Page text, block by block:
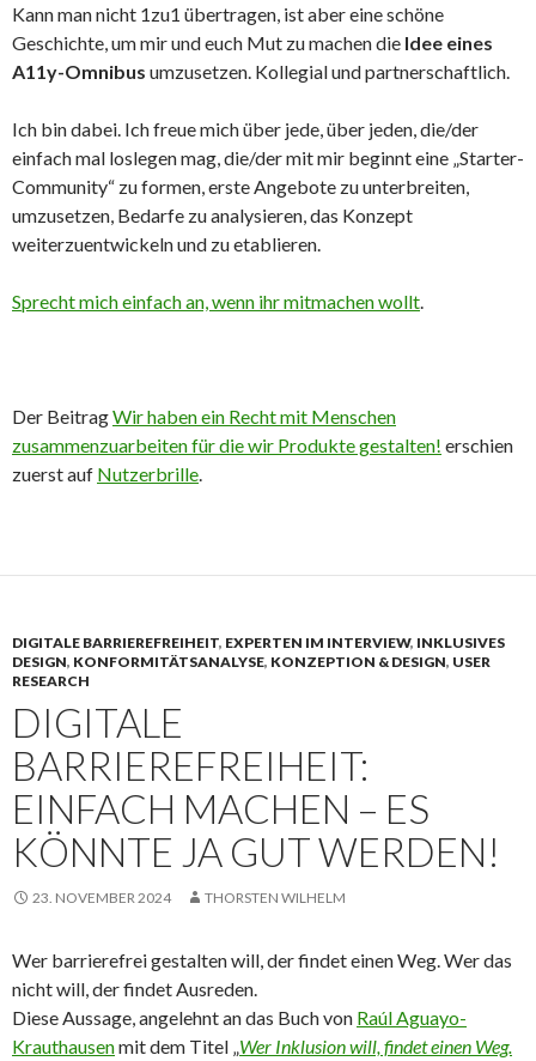
Kann man nicht 1zu1 übertragen, ist aber eine schöne
Geschichte, um mir und euch Mut zu machen die Idee eines
A11y-Omnibus umzusetzen. Kollegial und partnerschaftlich.
Ich bin dabei. Ich freue mich über jede, über jeden, die/der
einfach mal loslegen mag, die/der mit mir beginnt eine „Starter-
Community“ zu formen, erste Angebote zu unterbreiten,
umzusetzen, Bedarfe zu analysieren, das Konzept
weiterzuentwickeln und zu etablieren.
Sprecht mich einfach an, wenn ihr mitmachen wollt.
Der BeitragWir haben ein Recht mit Menschen
zusammenzuarbeiten für die wir Produkte gestalten! erschien
zuerst auf Nutzerbrille.
DIGITALE BARRIEREFREIHEIT, EXPERTEN IM INTERVIEW, INKLUSIVES
DESIGN, KONFORMITÄTSANALYSE, KONZEPTION & DESIGN, USER
RESEARCH
DIGITALE
BARRIEREFREIHEIT:
EINFACH MACHEN – ES
KÖNNTE JA GUT WERDEN!
23. NOVEMBER 2024 THORSTEN WILHELM
Wer barrierefrei gestalten will, der findet einen Weg. Wer das
nicht will, der findet Ausreden.
Diese Aussage, angelehnt an das Buch von Raúl Aguayo-
Krauthausenmit dem Titel „Wer Inklusion will, findet einen Weg.